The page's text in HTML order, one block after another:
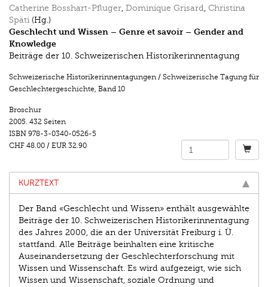
Catherine Bosshart-Pfluger, Dominique Grisard, Christina
Späti (Hg.)
Geschlecht und Wissen – Genre et savoir – Gender and
Knowledge
Beiträge der 10. Schweizerischen Historikerinnentagung
Schweizerische Historikerinnentagungen / Schweizerische Tagung für
Geschlechtergeschichte, Band 10
Broschur
2005. 432 Seiten
ISBN 978-3-0340-0526-5
CHF 48.00 / EUR 32.90
KURZTEXT
Der Band «Geschlecht und Wissen» enthält ausgewählte
Beiträge der 10. Schweizerischen Historikerinnentagung
des Jahres 2000, die an der Universität Freiburg i. Ü.
stattfand. Alle Beiträge beinhalten eine kritische
Auseinandersetzung der Geschlechterforschung mit
Wissen und Wissenschaft. Es wird aufgezeigt, wie sich
Wissen und Wissenschaft, soziale Ordnung und